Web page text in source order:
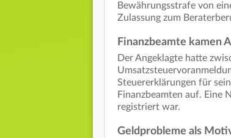
Bewährungsstrafe von
Zulassung zum
Finanzbeamte kamen
Der Angeklagte hatte
Steuererklärungen für
Finanzbeamten auf. Eine
registriert war.
Geldprobleme als